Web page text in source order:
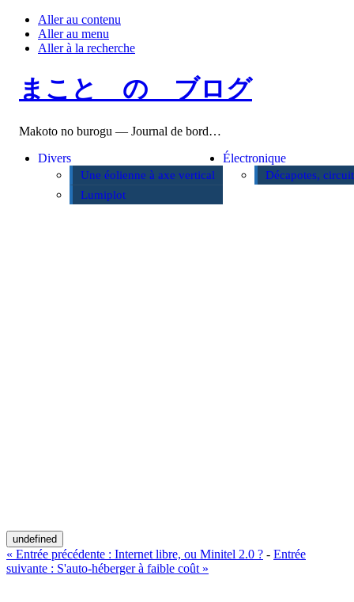
Aller au contenu
Aller au menu
Aller à la recherche
まこと の ブログ
Makoto no burogu — Journal de bord…
Divers
Une éolienne à axe vertical
Lumiplot
Électronique
Décapotes,
undefined
« Entrée précédente : Internet libre, ou Minitel 2.0 ? - Entrée
suivante : S'auto-héberger à faible coût »